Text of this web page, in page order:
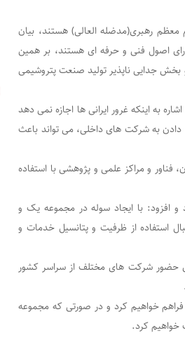
معظم رهبری(مدضله العالی) هستند، بیان
اصول فنی و حرفه ای هستند، بر همین
جدایی ناپذیر تولید صنعت پتروشیمی
به اینکه غرور ایرانی ها اجازه نمی دهد
دادن به شرکت های داخلی، می تواند باعث
و مراکز علمی و پژوهشی با استفاده
و افزود: با ایجاد سوله در مجموعه یک و
استفاده از ظرفیت و پتانسیل خدمات و
حضور شرکت های مختلف از سراسر کشور
خواهیم کرد و در صورتی که مجموعه
کرد.